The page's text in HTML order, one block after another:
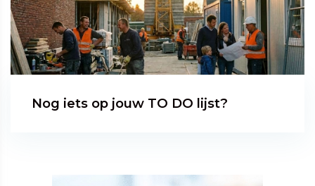
Nog iets op jouw TO DO lijst?